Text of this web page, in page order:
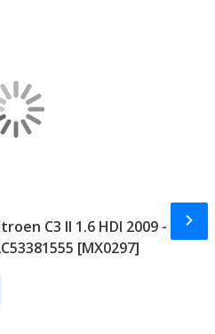
C3 II 1.6 HDI 2009 -
[MX0297]